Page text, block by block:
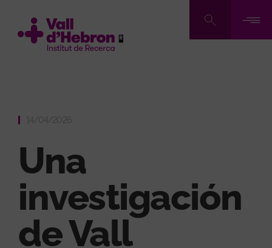
contenido
14/04/2026
Una
investigación
de Vall